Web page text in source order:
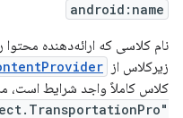
android:name
نام کلاسی که ارائه‌دهنده
زیرکلاس از
کلاس کاملاً واجد شرایط است،